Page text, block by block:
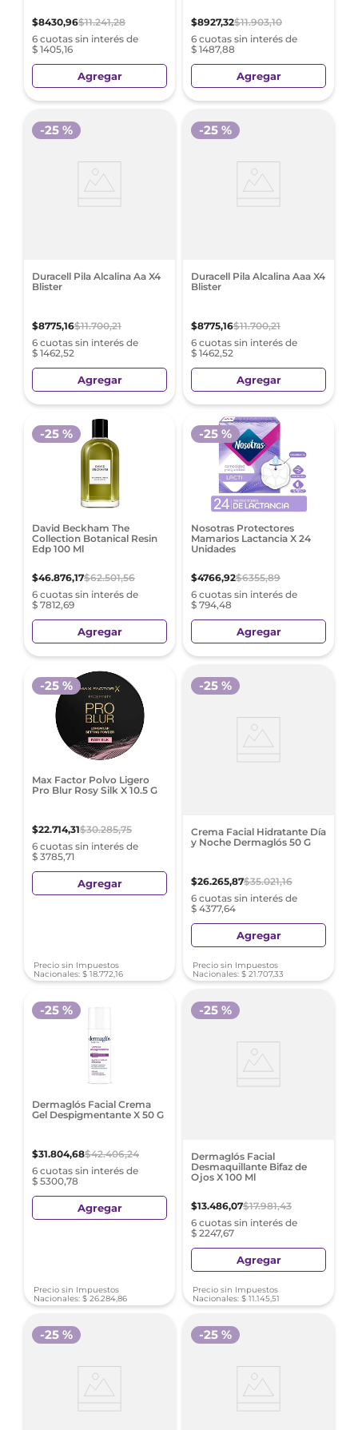
$8430,96$11.241,28
6 cuotas sin interés de
$ 1405,16
Agregar
$8927,32$11.903,10
6 cuotas sin interés de
$ 1487,88
Agregar
Duracell Pila Alcalina Aa X4
Blister
$8775,16$11.700,21
6 cuotas sin interés de
$ 1462,52
-25 %
Agregar
Duracell Pila Alcalina Aaa X4
Blister
$8775,16$11.700,21
6 cuotas sin interés de
$ 1462,52
-25 %
Agregar
David Beckham The
Collection Botanical Resin
Edp 100 Ml
$46.876,17$62.501,56
6 cuotas sin interés de
$ 7812,69
-25 %
Agregar
Nosotras Protectores
Mamarios Lactancia X 24
Unidades
$4766,92$6355,89
6 cuotas sin interés de
$ 794,48
-25 %
Agregar
Max Factor Polvo Ligero
Pro Blur Rosy Silk X 10.5 G
$22.714,31$30.285,75
6 cuotas sin interés de
$ 3785,71
-25 %
Agregar
Precio sin Impuestos
Nacionales: $ 18.772,16
Crema Facial Hidratante Día
y Noche Dermaglós 50 G
$26.265,87$35.021,16
6 cuotas sin interés de
$ 4377,64
-25 %
Agregar
Precio sin Impuestos
Nacionales: $ 21.707,33
Dermaglós Facial Crema
Gel Despigmentante X 50 G
$31.804,68$42.406,24
6 cuotas sin interés de
$ 5300,78
-25 %
Agregar
Precio sin Impuestos
Nacionales: $ 26.284,86
Dermaglós Facial
Desmaquillante Bifaz de
Ojos X 100 Ml
$13.486,07$17.981,43
6 cuotas sin interés de
$ 2247,67
-25 %
Agregar
Precio sin Impuestos
Nacionales: $ 11.145,51
-25 % -25 %